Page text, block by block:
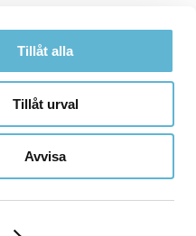
Tillåt alla
Tillåt urval
Avvisa